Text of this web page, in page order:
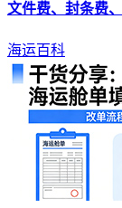
文件费、封条费、
海运百科